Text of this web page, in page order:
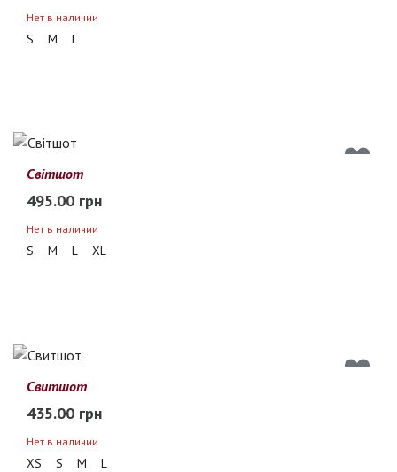
Нет в наличии
S M L
Світшот
495.00 грн
Нет в наличии
S M L XL
Свитшот
435.00 грн
Нет в наличии
XS S M L